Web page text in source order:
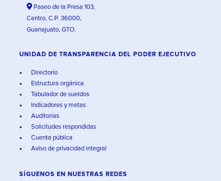
Paseo de la Presa 103,
Centro, C.P. 36000,
Guanajuato, GTO.
UNIDAD DE TRANSPARENCIA DEL PODER EJECUTIVO
Directorio
Estructura orgánica
Tabulador de sueldos
Indicadores y metas
Auditorías
Solicitudes respondidas
Cuenta pública
Aviso de privacidad integral
SÍGUENOS EN NUESTRAS REDES